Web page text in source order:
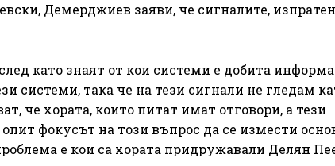
Демерджиев заяви, че сигналите,
като знаят от кои системи е добита
системи, така че на тези сигнали не гледам
че хората, които питат имат отговори, а тези
фокусът на този въпрос да се измести
е кои са хората придружавали Делян